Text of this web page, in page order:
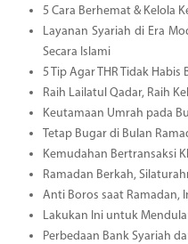
5 Cara Berhemat & Kelola
Layanan Syariah di Era
Secara Islami
5 Tip Agar THR Tidak Habis
Raih Lailatul Qadar, Raih
Keutamaan Umrah pada
Tetap Bugar di Bulan
Kemudahan Bertransaksi
Ramadan Berkah,
Anti Boros saat Ramadan,
Lakukan Ini untuk
Perbedaan Bank Syariah